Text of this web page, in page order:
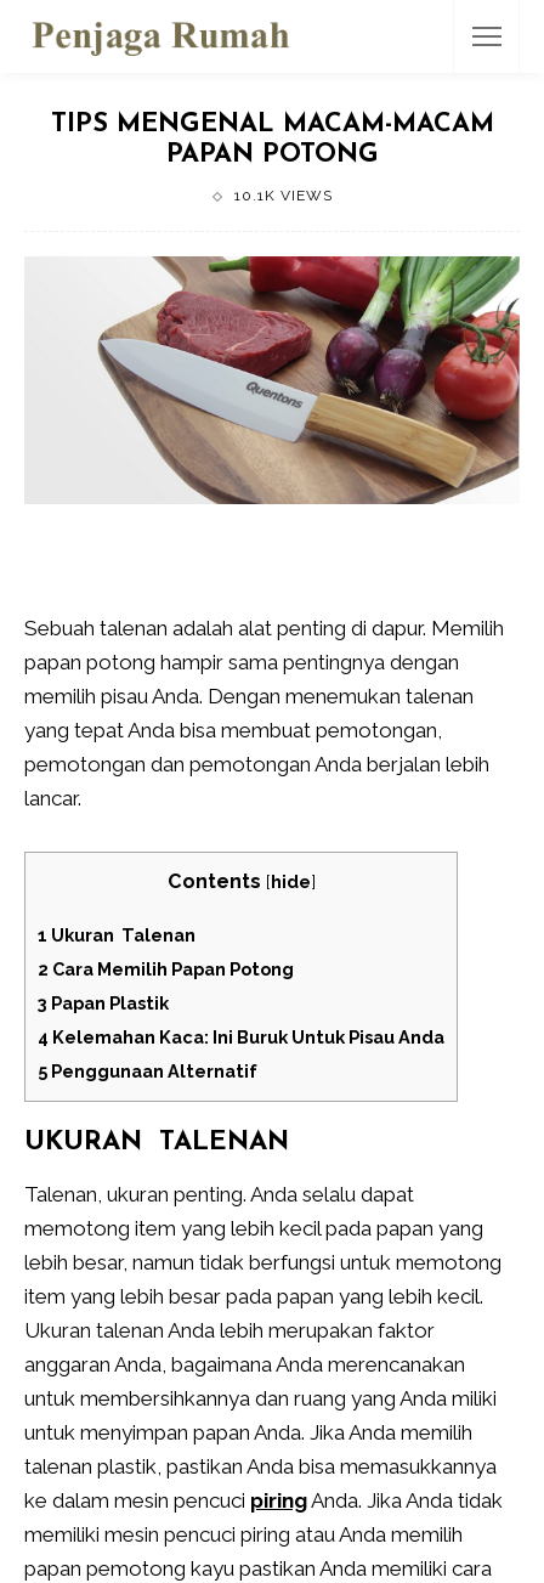
TIPS MENGENAL MACAM-MACAM
PAPAN POTONG
10.1K VIEWS
Sebuah talenan adalah alat penting di dapur. Memilih
papan potong hampir sama pentingnya dengan
memilih pisau Anda. Dengan menemukan talenan
yang tepat Anda bisa membuat pemotongan,
pemotongan dan pemotongan Anda berjalan lebih
lancar.
Contents [hide]
1 Ukuran Talenan
2 Cara Memilih Papan Potong
3 Papan Plastik
4 Kelemahan Kaca: Ini Buruk Untuk Pisau Anda
5 Penggunaan Alternatif
UKURAN TALENAN
Talenan, ukuran penting. Anda selalu dapat
memotong item yang lebih kecil pada papan yang
lebih besar, namun tidak berfungsi untuk memotong
item yang lebih besar pada papan yang lebih kecil.
Ukuran talenan Anda lebih merupakan faktor
anggaran Anda, bagaimana Anda merencanakan
untuk membersihkannya dan ruang yang Anda miliki
untuk menyimpan papan Anda. Jika Anda memilih
talenan plastik, pastikan Anda bisa memasukkannya
ke dalam mesin pencuci piringAnda. Jika Anda tidak
memiliki mesin pencuci piring atau Anda memilih
papan pemotong kayu pastikan Anda memiliki cara